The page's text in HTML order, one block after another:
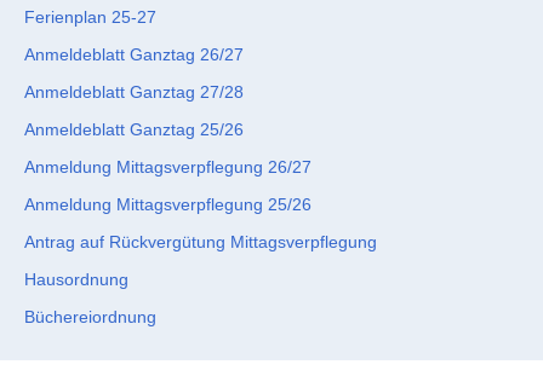
Ferienplan 25-27
Anmeldeblatt Ganztag 26/27
Anmeldeblatt Ganztag 27/28
Anmeldeblatt Ganztag 25/26
Anmeldung Mittagsverpflegung 26/27
Anmeldung Mittagsverpflegung 25/26
Antrag auf Rückvergütung Mittagsverpflegung
Hausordnung
Büchereiordnung